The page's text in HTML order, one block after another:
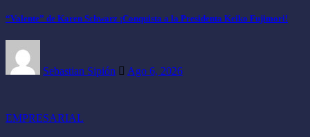
“Valente” de Karen Schwarz ¡Conquista a la Presidenta Keiko Fujimori!
Sebastian Sipión Ago 6, 2026
EMPRESARIAL